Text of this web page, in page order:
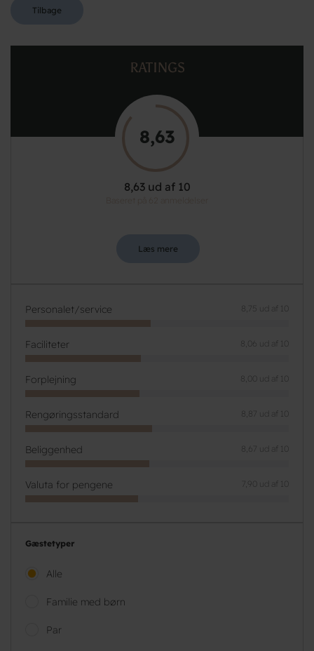
Tilbage
RATINGS
8,63
8,63 ud af 10
Baseret på 62 anmeldelser
Læs mere
Personalet/service 8,75 ud af 10
Faciliteter 8,06 ud af 10
Forplejning 8,00 ud af 10
Rengøringsstandard 8,87 ud af 10
Beliggenhed 8,67 ud af 10
Valuta for pengene 7,90 ud af 10
Gæstetyper
Alle
Familie med børn
Par